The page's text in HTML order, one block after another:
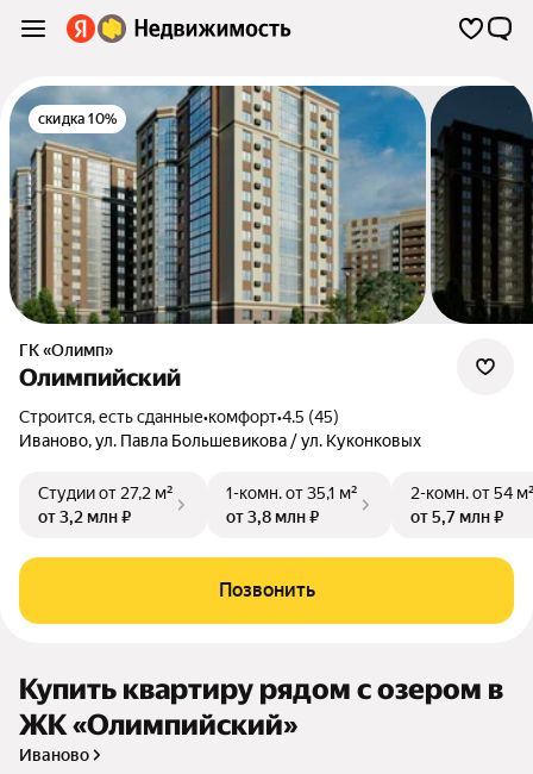
скидка 10%
ГК «Олимп»
Олимпийский
Строится, есть сданные•комфорт•4.5 (45)
Иваново,ул. Павла Большевикова / ул. Куконковых
Студииот 27,2 м²
от 3,2 млн ₽
1-комн.от 35,1 м²
от 3,8 млн ₽
2-комн.от 54
от 5,7 млн ₽
Позвонить
Купить квартиру рядом с озером в
ЖК «Олимпийский»
Иваново